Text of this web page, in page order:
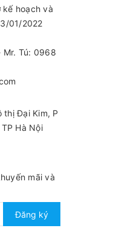
kế hoạch và
01/2022
Mr. Tú: 0968
thị Đại Kim, P
Hà Nội
mãi và
Đăng ký